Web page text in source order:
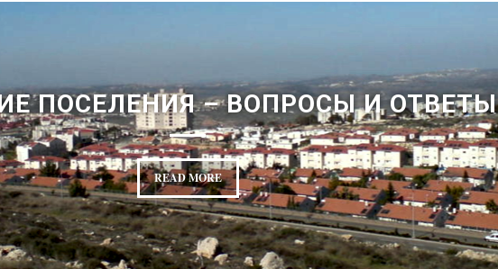
ПОСЕЛЕНИЯ – ВОПРОСЫ И ОТВЕТЫ
READ MORE